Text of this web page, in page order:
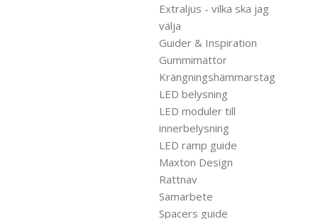
Extraljus - vilka ska jag
välja
Guider & Inspiration
Gummimattor
Krängningshämmarstag
LED belysning
LED moduler till
innerbelysning
LED ramp guide
Maxton Design
Rattnav
Samarbete
Spacers guide